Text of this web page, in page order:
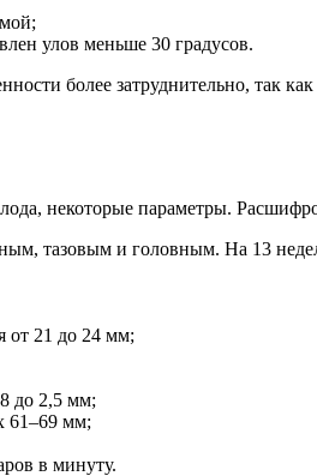
улов меньше 30 градусов.
более затруднительно, так
некоторые параметры.
тазовым и головным. На 13
от 21 до 24 мм;
до 2,5 мм;
61–69 мм;
в минуту.